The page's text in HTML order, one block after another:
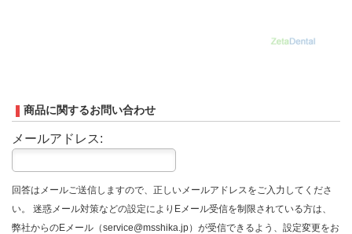
商品に関するお問い合わせ
メールアドレス:
回答はメールご送信しますので、正しいメールアドレスをご入力してくださ
い。 迷惑メール対策などの設定によりEメール受信を制限されている方は、
弊社からのEメール（service@msshika.jp）が受信できるよう、設定変更をお